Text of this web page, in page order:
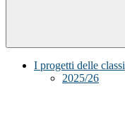
I progetti delle classi
2025/26